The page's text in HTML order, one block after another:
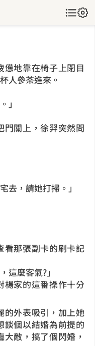
地靠在椅子上閉目
人參茶進來。
」
門關上，徐羿突然問
去，請她打掃。」
看那張副卡的刷卡記
麼客氣?」
楊家的這番操作十分
的外表吸引，加上她
談個以結婚為前提的
敵，搞了個閃婚，